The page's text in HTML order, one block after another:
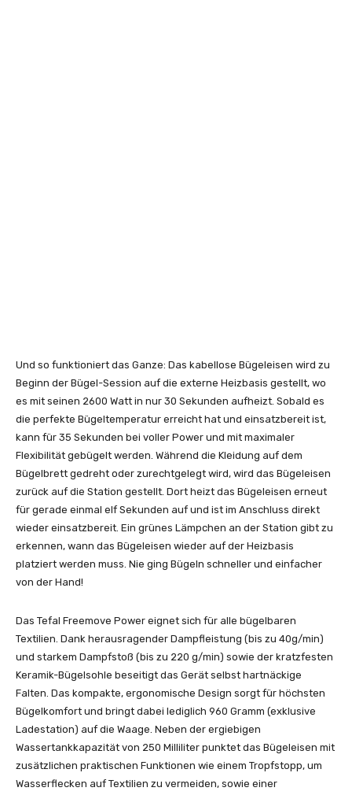
Und so funktioniert das Ganze: Das kabellose Bügeleisen wird zu
Beginn der Bügel-Session auf die externe Heizbasis gestellt, wo
es mit seinen 2600 Watt in nur 30 Sekunden aufheizt. Sobald es
die perfekte Bügeltemperatur erreicht hat und einsatzbereit ist,
kann für 35 Sekunden bei voller Power und mit maximaler
Flexibilität gebügelt werden. Während die Kleidung auf dem
Bügelbrett gedreht oder zurechtgelegt wird, wird das Bügeleisen
zurück auf die Station gestellt. Dort heizt das Bügeleisen erneut
für gerade einmal elf Sekunden auf und ist im Anschluss direkt
wieder einsatzbereit. Ein grünes Lämpchen an der Station gibt zu
erkennen, wann das Bügeleisen wieder auf der Heizbasis
platziert werden muss. Nie ging Bügeln schneller und einfacher
von der Hand!
Das Tefal Freemove Power eignet sich für alle bügelbaren
Textilien. Dank herausragender Dampfleistung (bis zu 40g/min)
und starkem Dampfstoß (bis zu 220 g/min) sowie der kratzfesten
Keramik-Bügelsohle beseitigt das Gerät selbst hartnäckige
Falten. Das kompakte, ergonomische Design sorgt für höchsten
Bügelkomfort und bringt dabei lediglich 960 Gramm (exklusive
Ladestation) auf die Waage. Neben der ergiebigen
Wassertankkapazität von 250 Milliliter punktet das Bügeleisen mit
zusätzlichen praktischen Funktionen wie einem Tropfstopp, um
Wasserflecken auf Textilien zu vermeiden, sowie einer